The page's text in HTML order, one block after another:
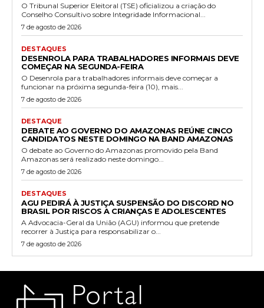
O Tribunal Superior Eleitoral (TSE) oficializou a criação do
Conselho Consultivo sobre Integridade Informacional...
7 de agosto de 2026
DESTAQUES
DESENROLA PARA TRABALHADORES INFORMAIS DEVE
COMEÇAR NA SEGUNDA-FEIRA
O Desenrola para trabalhadores informais deve começar a
funcionar na próxima segunda-feira (10), mais...
7 de agosto de 2026
DESTAQUE
DEBATE AO GOVERNO DO AMAZONAS REÚNE CINCO
CANDIDATOS NESTE DOMINGO NA BAND AMAZONAS
O debate ao Governo do Amazonas promovido pela Band
Amazonas será realizado neste domingo...
7 de agosto de 2026
DESTAQUES
AGU PEDIRÁ À JUSTIÇA SUSPENSÃO DO DISCORD NO
BRASIL POR RISCOS A CRIANÇAS E ADOLESCENTES
A Advocacia-Geral da União (AGU) informou que pretende
recorrer à Justiça para responsabilizar o...
7 de agosto de 2026